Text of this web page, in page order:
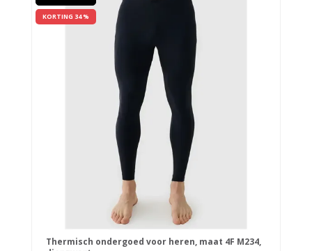
KORTING 34 %
Thermisch ondergoed voor heren, maat 4F M234,